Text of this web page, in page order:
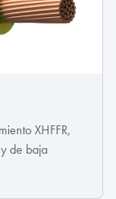
XHFFR,
de baja